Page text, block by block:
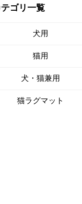
ゴリ一覧
犬用
猫用
犬・猫兼用
猫ラグマット